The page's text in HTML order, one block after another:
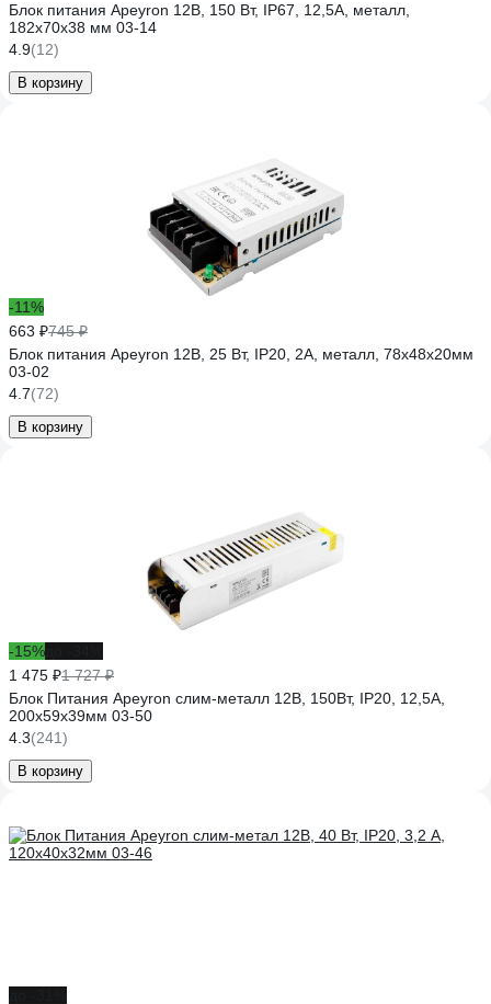
Блок питания Apeyron 12В, 150 Вт, IP67, 12,5А, металл,
182х70х38 мм 03-14
4.9(12)
В корзину
-11%
663 ₽745 ₽
Блок питания Apeyron 12В, 25 Вт, IP20, 2А, металл, 78х48х20мм
03-02
4.7(72)
В корзину
-15%
1 475 ₽1 727 ₽
Блок Питания Apeyron слим-металл 12В, 150Вт, IP20, 12,5А,
200х59х39мм 03-50
4.3(241)
В корзину